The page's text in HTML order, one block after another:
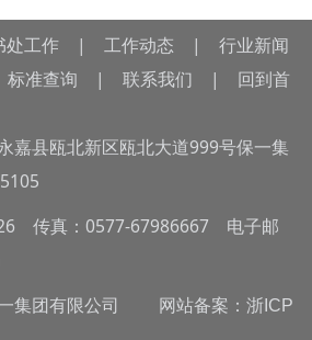
处工作| 工作动态 | 行业新闻
标准查询 | 联系我们 | 回到首
嘉县瓯北新区瓯北大道999号保一集
传真：0577-67986667 电子邮
一集团有限公司 网站备案： 浙ICP